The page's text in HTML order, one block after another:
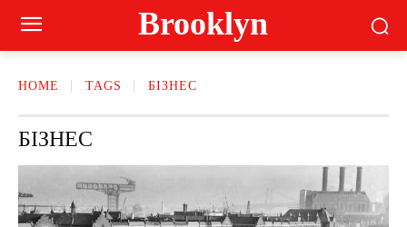
Brooklyn
HOME TAGS БІЗНЕС
БІЗНЕС